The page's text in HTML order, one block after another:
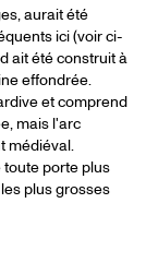
aurait été
ici (voir ci-
ait été construit à
effondrée.
et comprend
mais l'arc
médiéval.
porte plus
plus grosses